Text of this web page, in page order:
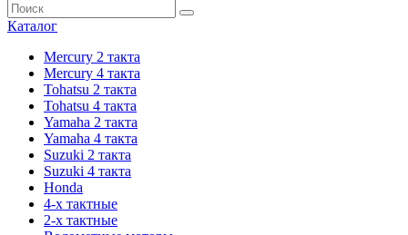
Каталог
Mercury 2 такта
Mercury 4 такта
Tohatsu 2 такта
Tohatsu 4 такта
Yamaha 2 такта
Yamaha 4 такта
Suzuki 2 такта
Suzuki 4 такта
Honda
4-х тактные
2-х тактные